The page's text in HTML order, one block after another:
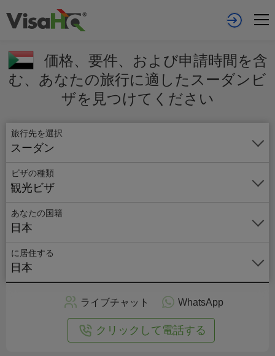
価格、要件、および申請時間を含
む、あなたの旅行に適したスーダンビ
ザを見つけてください
旅行先を選択
スーダン
ビザの種類
観光ビザ
あなたの国籍
日本
に居住する
日本
オ
ン
ラ
イ
ン
ライブチャット WhatsApp
クリックして電話する